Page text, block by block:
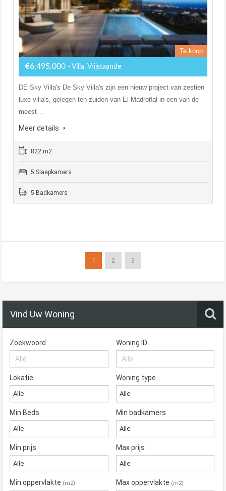
Te koop
€6.495.000 - Villa, Vrijstaande
DE Sky Villa's De Sky Villa's zijn een nieuw project van zestien
luxe villa's, gelegen ten zuiden van El Madroñal in een van de
meest…
Meer details
822 m2
5 Slaapkamers
5 Badkamers
1 2 3
Vind Uw Woning
Zoekwoord Woning ID
Lokatie
Alle
Woning type
Alle
Min Beds
Alle
Min badkamers
Alle
Min prijs
Alle
Max prijs
Alle
Min oppervlakte (m2) Max oppervlakte (m2)